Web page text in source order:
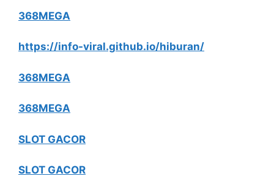
368MEGA
https://info-viral.github.io/hiburan/
368MEGA
368MEGA
SLOT GACOR
SLOT GACOR